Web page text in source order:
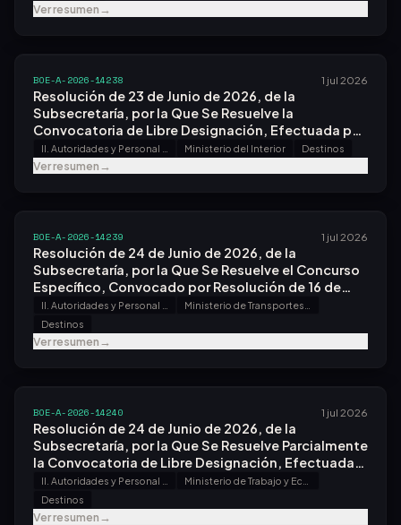
Ver resumen→
BOE-A-2026-14238 1 jul 2026
Resolución de 23 de Junio de 2026, de la
Subsecretaría, por la Que Se Resuelve la
Convocatoria de Libre Designación, Efectuada por
Resolución de 6 de Mayo de 2026.
Ministerio del Interior Destinos
Ver resumen→
BOE-A-2026-14239 1 jul 2026
Resolución de 24 de Junio de 2026, de la
Subsecretaría, por la Que Se Resuelve el Concurso
Específico, Convocado por Resolución de 16 de
Enero de 2026.
Destinos
Ver resumen→
BOE-A-2026-14240 1 jul 2026
Resolución de 24 de Junio de 2026, de la
Subsecretaría, por la Que Se Resuelve Parcialmente
la Convocatoria de Libre Designación, Efectuada
por Resolución de 18 de Marzo de 2026, en las
Consejerías de Trabajo, Migraciones y Seguridad
Social.
Destinos
Ver resumen→